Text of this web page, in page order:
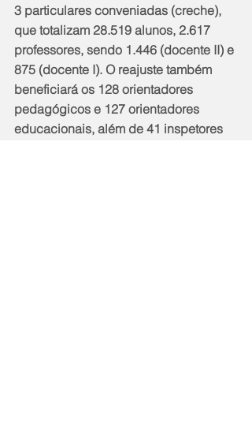
3 particulares conveniadas (creche),
que totalizam 28.519 alunos, 2.617
professores, sendo 1.446 (docente II) e
875 (docente I). O reajuste também
beneficiará os 128 orientadores
pedagógicos e 127 orientadores
educacionais, além de 41 inspetores